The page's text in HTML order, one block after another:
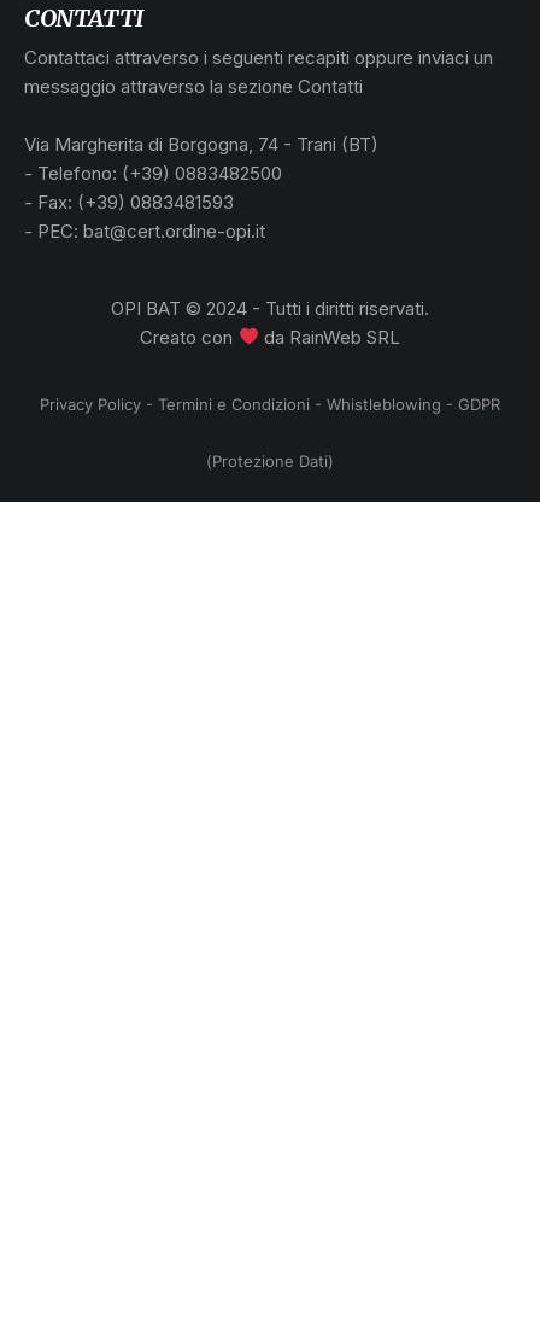
CONTATTI
Contattaci attraverso i seguenti recapiti oppure inviaci un
messaggio attraverso la sezione Contatti
Via Margherita di Borgogna, 74 - Trani (BT)
- Telefono: (+39) 0883482500
- Fax: (+39) 0883481593
- PEC: bat@cert.ordine-opi.it
OPI BAT © 2024 - Tutti i diritti riservati.
Creato con
da RainWeb SRL
Privacy Policy - Termini e Condizioni - Whistleblowing - GDPR
(Protezione Dati)